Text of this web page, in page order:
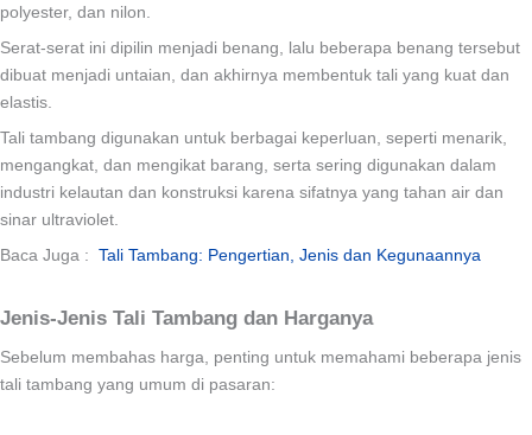
polyester, dan nilon.
Serat-serat ini dipilin menjadi benang, lalu beberapa benang tersebut
dibuat menjadi untaian, dan akhirnya membentuk tali yang kuat dan
elastis.
Tali tambang digunakan untuk berbagai keperluan, seperti menarik,
mengangkat, dan mengikat barang, serta sering digunakan dalam
industri kelautan dan konstruksi karena sifatnya yang tahan air dan
sinar ultraviolet.
Baca Juga : Tali Tambang: Pengertian, Jenis dan Kegunaannya
Jenis-Jenis Tali Tambang dan Harganya
Sebelum membahas harga, penting untuk memahami beberapa jenis
tali tambang yang umum di pasaran: